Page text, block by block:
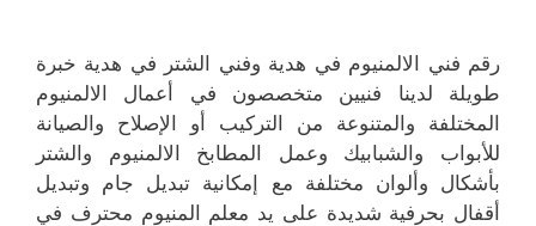
رقم فني الالمنيوم في هدية وفني الشتر في هدية خبرة
طويلة لدينا فنيين متخصصون في أعمال الالمنيوم
المختلفة والمتنوعة من التركيب أو الإصلاح والصيانة
للأبواب والشبابيك وعمل المطابخ الالمنيوم والشتر
بأشكال وألوان مختلفة مع إمكانية تبديل جام وتبديل
أقفال بحرفية شديدة على يد معلم المنيوم محترف في